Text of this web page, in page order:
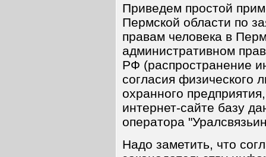
Приведем простой
Пермской области по
правам человека в
административном
РФ (распространение
согласия физического
охранного
интернет-сайте базу
оператора
Надо заметить, что